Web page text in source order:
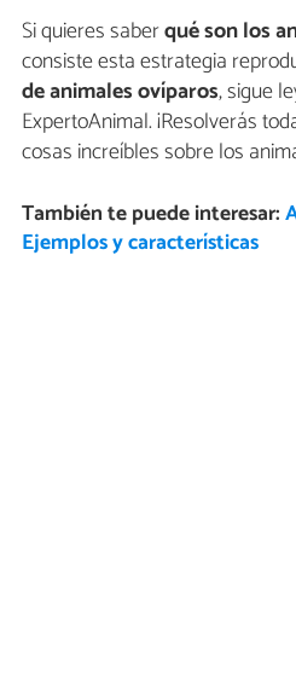
Si quieres saberqué son los
consiste esta estrategia
de animales ovíparos, sigue
ExpertoAnimal. ¡Resolverás
cosas increíbles sobre los
También te puede interesar:
Ejemplos y características